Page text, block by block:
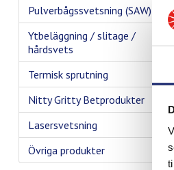
Pulverbågssvetsning (SAW)
Ytbeläggning / slitage /
hårdsvets
Termisk sprutning
Nitty Gritty Betprodukter
Lasersvetsning
Övriga produkter